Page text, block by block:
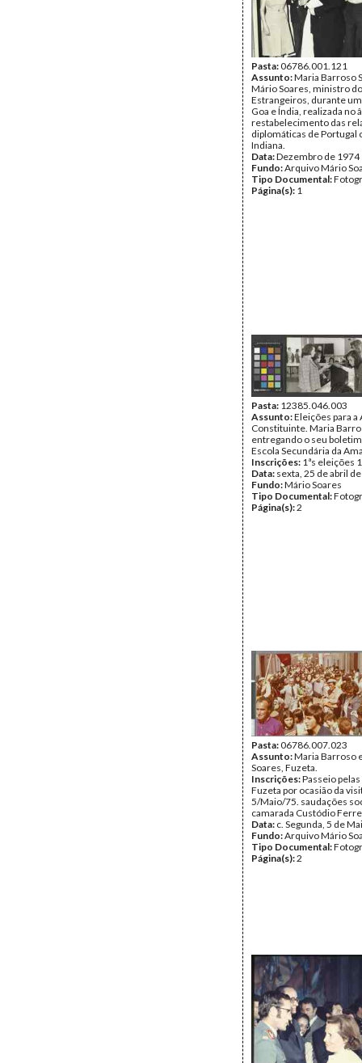
Pasta:06786.001.121
Assunto:Maria Barroso
Mário Soares, ministro
Estrangeiros, durante
Goa e Índia, realizada no
restabelecimento das
diplomáticas de Portugal
Indiana.
Data:Dezembro de 1974
Fundo:Arquivo Mário
Tipo Documental:
Página(s): 1
Pasta: 12385.046.003
Assunto:Eleições para
Constituinte. Maria
entregando o seu
Escola Secundária da
Inscrições: 1ªs eleições
Data: sexta, 25 de abril
Fundo:Mário Soares
Tipo Documental:
Página(s):2
Pasta:06786.007.023
Assunto:Maria Barroso
Soares, Fuzeta.
Inscrições:Passeio
Fuzeta por ocasião da
5/Maio/75. saudações
camarada Custódio
Data: c. Segunda, 5 de
Fundo:Arquivo Mário
Tipo Documental:
Página(s):2